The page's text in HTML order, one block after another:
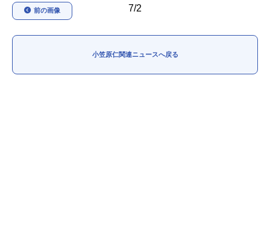
アニメ記事一覧
7/2
前の画像
小笠原仁関連ニュースへ戻る